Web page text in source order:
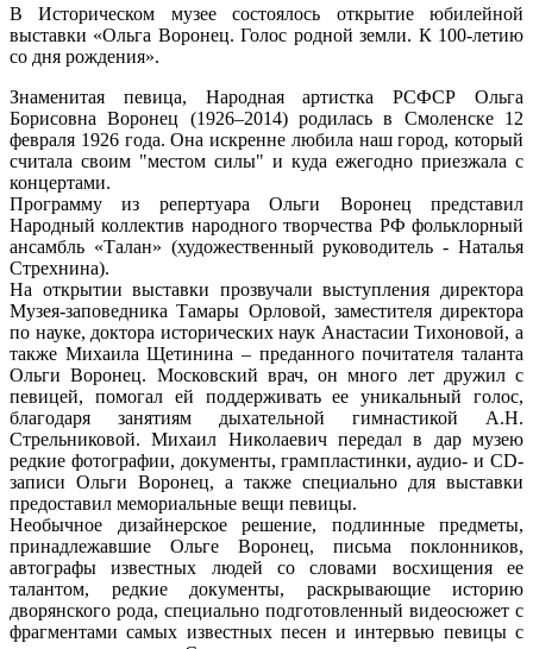
В Историческом музее состоялось открытие юбилейной
выставки «Ольга Воронец. Голос родной земли. К 100-летию
со дня рождения».
Знаменитая певица, Народная артистка РСФСР Ольга
Борисовна Воронец (1926–2014) родилась в Смоленске 12
февраля 1926 года. Она искренне любила наш город, который
считала своим "местом силы" и куда ежегодно приезжала с
концертами.
Программу из репертуара Ольги Воронец представил
Народный коллектив народного творчества РФ фольклорный
ансамбль «Талан» (художественный руководитель - Наталья
Стрехнина).
На открытии выставки прозвучали выступления директора
Музея-заповедника Тамары Орловой, заместителя директора
по науке, доктора исторических наук Анастасии Тихоновой, а
также Михаила Щетинина – преданного почитателя таланта
Ольги Воронец. Московский врач, он много лет дружил с
певицей, помогал ей поддерживать ее уникальный голос,
благодаря занятиям дыхательной гимнастикой А.Н.
Стрельниковой. Михаил Николаевич передал в дар музею
редкие фотографии, документы, грампластинки, аудио- и CD-
записи Ольги Воронец, а также специально для выставки
предоставил мемориальные вещи певицы.
Необычное дизайнерское решение, подлинные предметы,
принадлежавшие Ольге Воронец, письма поклонников,
автографы известных людей со словами восхищения ее
талантом, редкие документы, раскрывающие историю
дворянского рода, специально подготовленный видеосюжет с
фрагментами самых известных песен и интервью певицы с